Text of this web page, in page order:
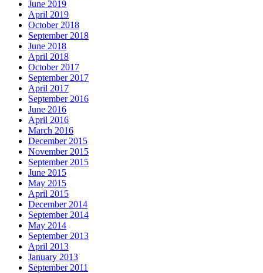
June 2019
April 2019
October 2018
September 2018
June 2018
April 2018
October 2017
September 2017
April 2017
September 2016
June 2016
April 2016
March 2016
December 2015
November 2015
September 2015
June 2015
May 2015
April 2015
December 2014
September 2014
May 2014
September 2013
April 2013
January 2013
September 2011